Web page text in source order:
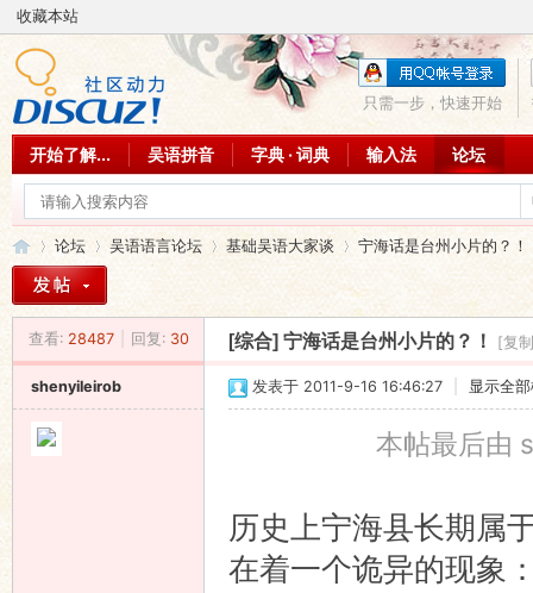
收藏本站
只需一步，快速开始
开始了解... 吴语拼音 字典 · 词典 输入法 论坛
»
论坛
›
吴语语言论坛 基础吴语大家谈
›
宁海话是台州小片的？！
查看: 28487 回复: 30 [综合] 宁海话是台州小片的？！ [复
shenyileirob 发表于 2011-9-16 16:46:27 显示全
本帖最后由
历史上宁海县长期属
在着一个诡异的现象